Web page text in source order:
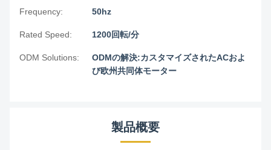
Frequency: 50hz
Rated Speed: 1200回転/分
ODM Solutions:
ODMの解決:カスタマイズされたACおよ
び欧州共同体モーター
製品概要